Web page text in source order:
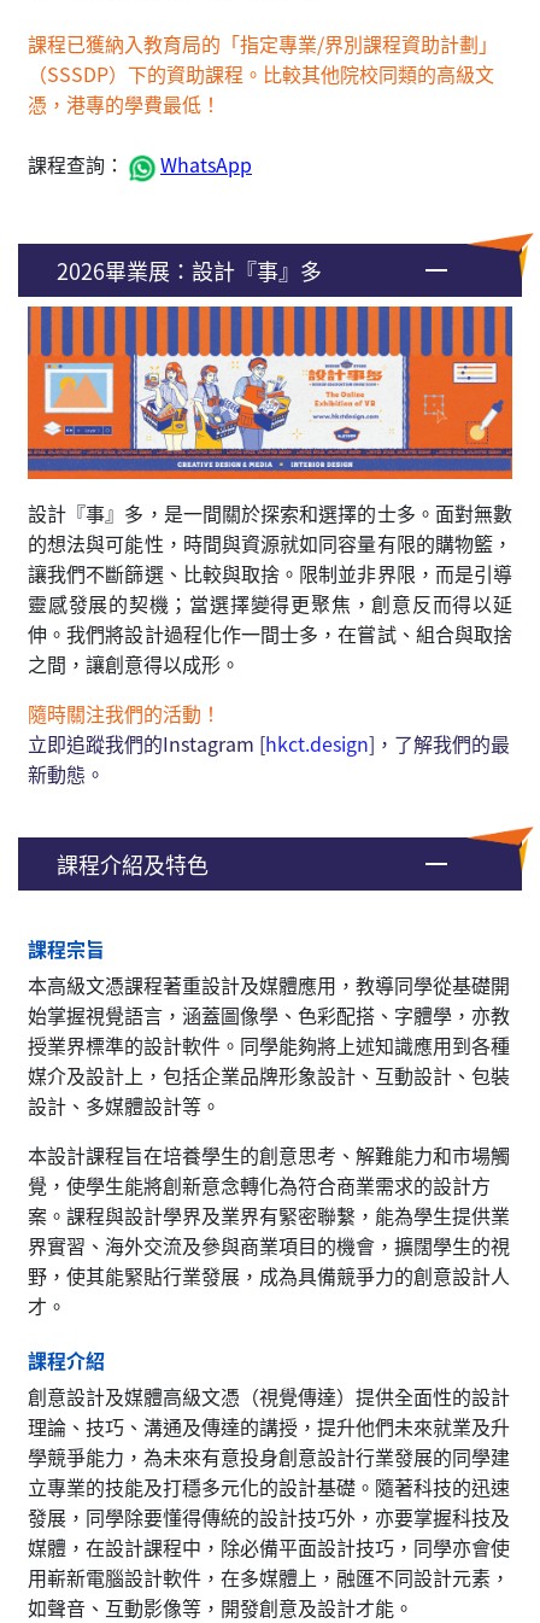
課程已獲納入教育局的「指定專業/界別課程資助計劃」
（SSSDP）下的資助課程。比較其他院校同類的高級文
憑，港專的學費最低！​
課程查詢： WhatsApp
2026畢業展：設計『事』多
設計『事』多，是一間關於探索和選擇的士多。面對無數
的想法與可能性，時間與資源就如同容量有限的購物籃，
讓我們不斷篩選、比較與取捨。限制並非界限，而是引導
靈感發展的契機；當選擇變得更聚焦，創意反而得以延
伸。我們將設計過程化作一間士多，在嘗試、組合與取捨
之間，讓創意得以成形。
隨時關注我們的活動！
立即追蹤我們的Instagram [hkct.design]，了解我們的最
新動態。
課程介紹及特色
課程宗旨
本高級文憑課程著重設計及媒體應用，教導同學從基礎開
始掌握視覺語言，涵蓋圖像學、色彩配搭、字體學，亦教
授業界標準的設計軟件。同學能夠將上述知識應用到各種
媒介及設計上，包括企業品牌形象設計、互動設計、包裝
設計、多媒體設計等。
本設計課程旨在培養學生的創意思考、解難能力和市場觸
覺，使學生能將創新意念轉化為符合商業需求的設計方
案。課程與設計學界及業界有緊密聯繫，能為學生提供業
界實習、海外交流及參與商業項目的機會，擴闊學生的視
野，使其能緊貼行業發展，成為具備競爭力的創意設計人
才。
課程介紹
創意設計及媒體高級文憑（視覺傳達）提供全面性的設計
理論、技巧、溝通及傳達的講授，提升他們未來就業及升
學競爭能力，為未來有意投身創意設計行業發展的同學建
立專業的技能及打穩多元化的設計基礎。隨著科技的迅速
發展，同學除要懂得傳統的設計技巧外，亦要掌握科技及
媒體，在設計課程中，除必備平面設計技巧，同學亦會使
用嶄新電腦設計軟件，在多媒體上，融匯不同設計元素，
如聲音、互動影像等，開發創意及設計才能。